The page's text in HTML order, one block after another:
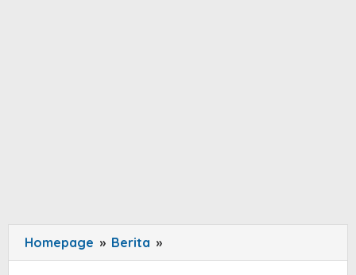
Homepage » Berita »
Aset